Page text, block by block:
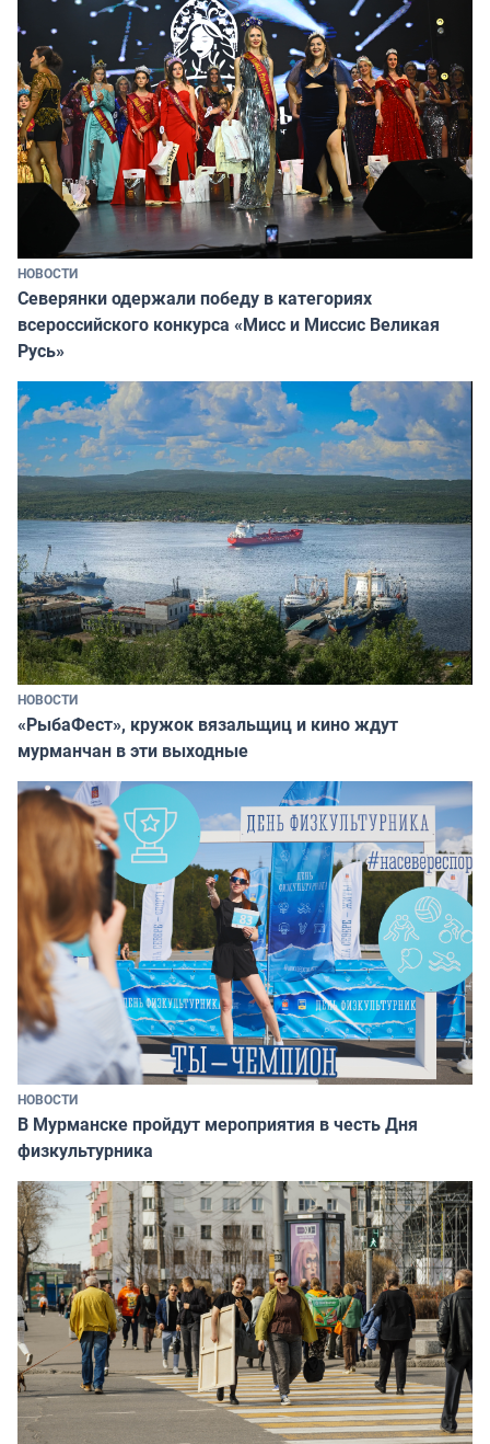
НОВОСТИ
Северянки одержали победу в категориях
всероссийского конкурса «Мисс и Миссис Великая
Русь»
НОВОСТИ
«РыбаФест», кружок вязальщиц и кино ждут
мурманчан в эти выходные
НОВОСТИ
В Мурманске пройдут мероприятия в честь Дня
физкультурника